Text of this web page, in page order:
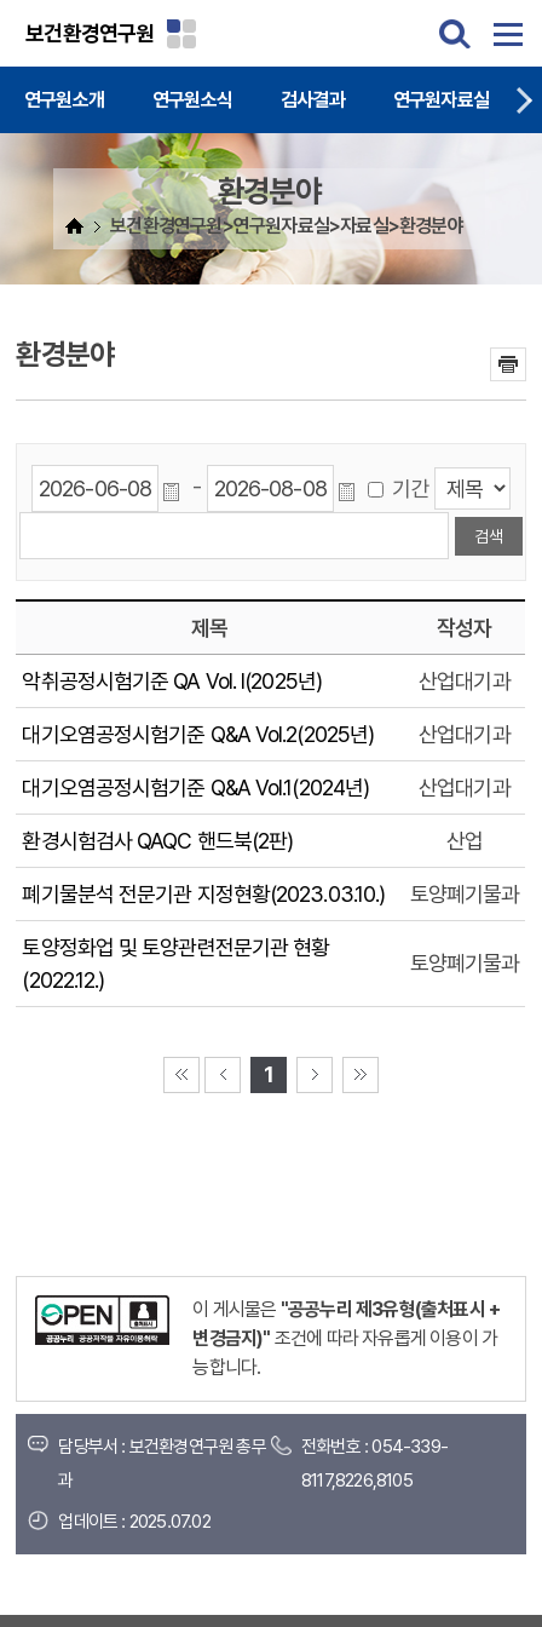
보건환경연구원
연구원소개 연구원소식 검사결과 연구원자료실
환경분야
보건환경연구원>연구원자료실>자료실>환경분야
환경분야
- 기간
제목 작성자
악취공정시험기준 QA Vol. I(2025년) 산업대기과
대기오염공정시험기준 Q&A Vol.2(2025년) 산업대기과
대기오염공정시험기준 Q&A Vol.1(2024년) 산업대기과
환경시험검사 QAQC 핸드북(2판) 산업
폐기물분석 전문기관 지정현황(2023.03.10.) 토양폐기물과
토양정화업 및 토양관련전문기관 현황
(2022.12.)
토양폐기물과
1
이 게시물은 "공공누리 제3유형(출처표시 +
변경금지)" 조건에 따라 자유롭게 이용이 가
능합니다.
담당부서 : 보건환경연구원 총무
과
전화번호 : 054-339-
8117,8226,8105
업데이트 : 2025.07.02